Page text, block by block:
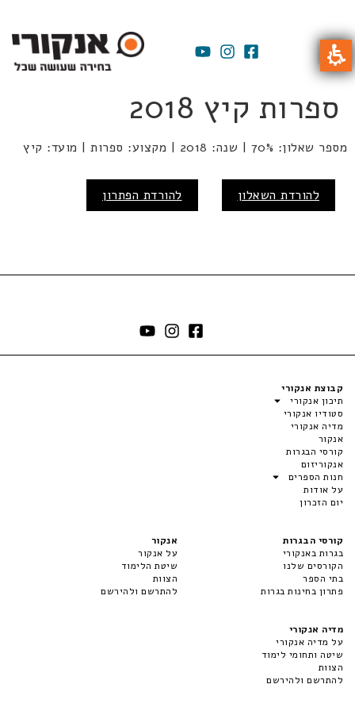
ספרות קיץ 2018
מספר שאלון: 70% | שנה: 2018 | מקצוע: ספרות | מועד: קיץ
להורדת השאלון להורדת הפתרון
קבוצת אנקורי
תיכון אנקורי
סטודיו אנקורי
מדיה אנקורי
אנקור
קורסי הבגרות
אנקוריזום
חנות הספרים
על אודות
יום הזכרון
קורסי הבגרות
בגרות באנקורי
הקורסים שלנו
בתי הספר
פתרון בחינות בגרות
אנקור
על אנקור
שיטת הלימוד
הצוות
להתרשם ולהירשם
מדיה אנקורי
על מדיה אנקורי
שיטה ותחומי לימוד
הצוות
להתרשם ולהירשם